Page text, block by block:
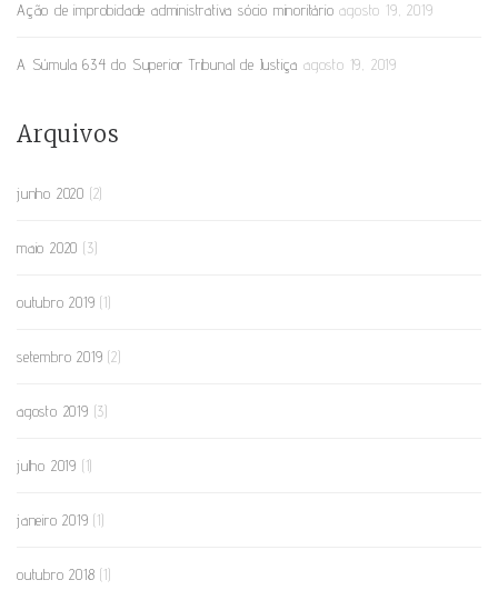
Ação de improbidade administrativa sócio minoritário agosto 19, 2019
A Súmula 634 do Superior Tribunal de Justiça agosto 19, 2019
Arquivos
junho 2020 (2)
maio 2020 (3)
outubro 2019 (1)
setembro 2019 (2)
agosto 2019 (3)
julho 2019 (1)
janeiro 2019 (1)
outubro 2018 (1)